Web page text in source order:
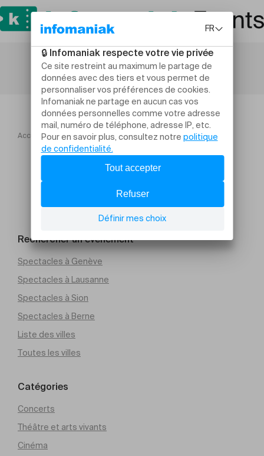
Accueil Concerts 18 Dona Nobis Pacem
Rechercher un évènement
Spectacles à Genève
Spectacles à Lausanne
Spectacles à Sion
Spectacles à Berne
Liste des villes
Toutes les villes
Catégories
Concerts
Théâtre et arts vivants
Cinéma